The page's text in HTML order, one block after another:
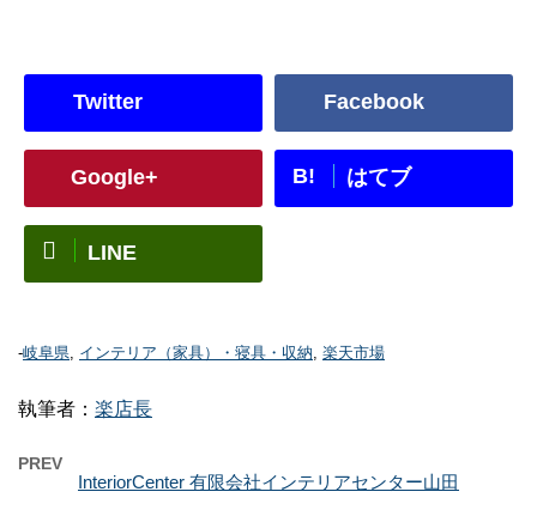
Twitter Facebook
Google+ B! はてブ
LINE
-岐阜県, インテリア（家具）・寝具・収納, 楽天市場
執筆者： 楽店長
PREV
InteriorCenter 有限会社インテリアセンター山田